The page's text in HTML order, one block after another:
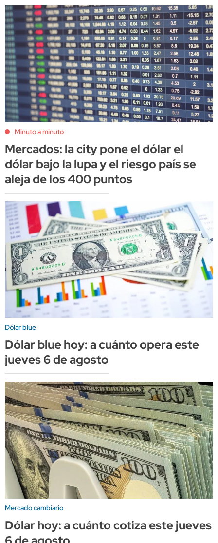
Minuto a minuto
Mercados: la city pone el dólar el
dólar bajo la lupa y el riesgo país se
aleja de los 400 puntos
Dólar blue
Dólar blue hoy: a cuánto opera este
jueves 6 de agosto
Mercado cambiario
Dólar hoy: a cuánto cotiza este jueves